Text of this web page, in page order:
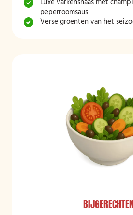
Luxe varkenshaas met
peperroomsaus
Verse groenten van het